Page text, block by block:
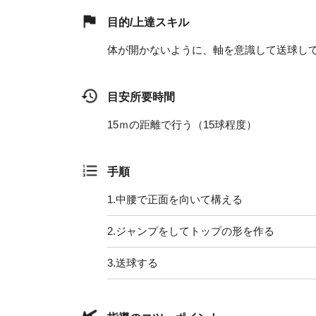
目的/上達スキル
体が開かないように、軸を意識して送球し
目安所要時間
15ｍの距離で行う（15球程度）
手順
1.中腰で正面を向いて構える
2.ジャンプをしてトップの形を作る
3.送球する